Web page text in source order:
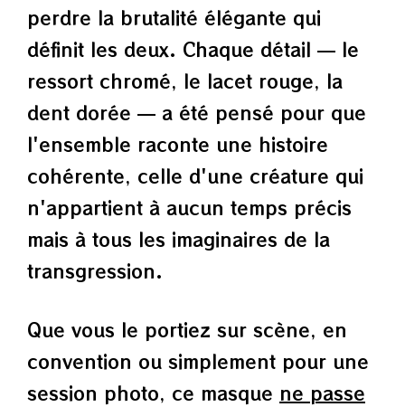
perdre la brutalité élégante qui
définit les deux. Chaque détail — le
ressort chromé, le lacet rouge, la
dent dorée — a été pensé pour que
l'ensemble raconte une histoire
cohérente, celle d'une créature qui
n'appartient à aucun temps précis
mais à tous les imaginaires de la
transgression.
Que vous le portiez sur scène, en
convention ou simplement pour une
session photo, ce masque ne passe